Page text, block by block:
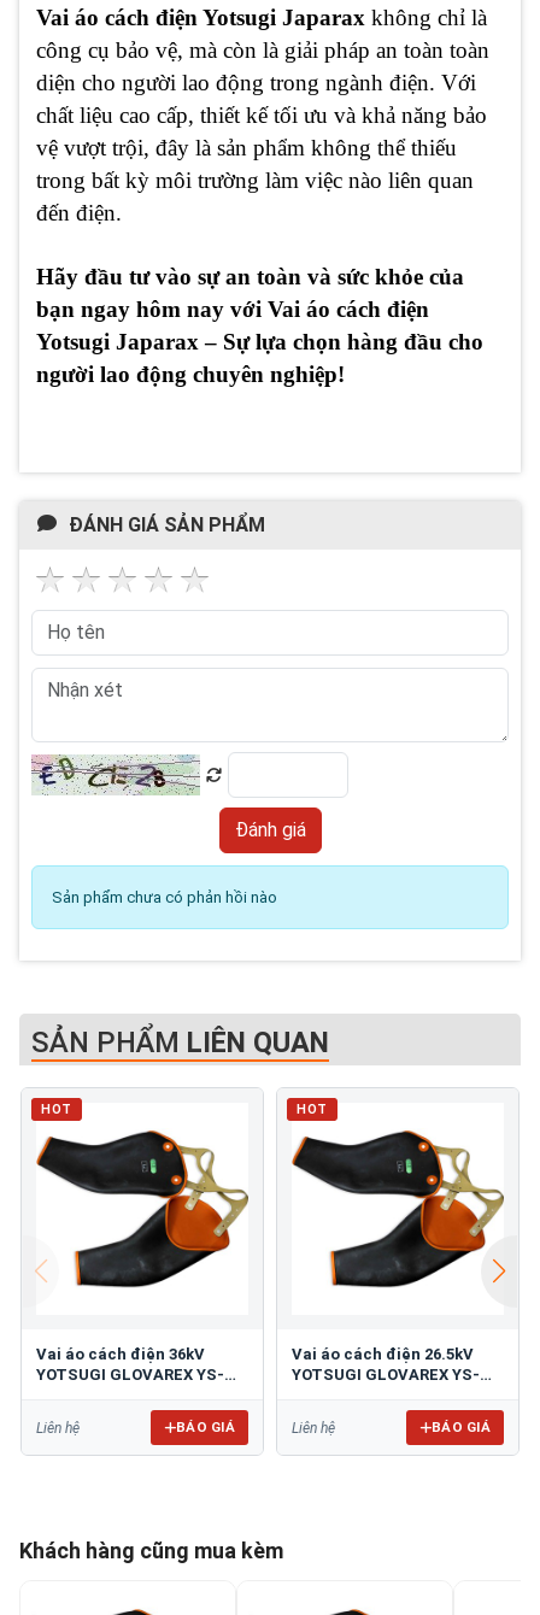
Vai áo cách điện Yotsugi Japarax không chỉ là
công cụ bảo vệ, mà còn là giải pháp an toàn toàn
diện cho người lao động trong ngành điện. Với
chất liệu cao cấp, thiết kế tối ưu và khả năng bảo
vệ vượt trội, đây là sản phẩm không thể thiếu
trong bất kỳ môi trường làm việc nào liên quan
đến điện.
Hãy đầu tư vào sự an toàn và sức khỏe của
bạn ngay hôm nay với Vai áo cách điện
Yotsugi Japarax – Sự lựa chọn hàng đầu cho
người lao động chuyên nghiệp!
ĐÁNH GIÁ SẢN PHẨM
Sản phẩm chưa có phản hồi nào
SẢN PHẨM LIÊN QUAN
HOT
Vai áo cách điện 36kV
YOTSUGI GLOVAREX YS-
Liên hệ BÁO GIÁ
HOT
Vai áo cách điện 26.5kV
YOTSUGI GLOVAREX YS-
Liên hệ BÁO GIÁ
Khách hàng cũng mua kèm